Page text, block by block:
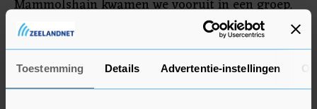
Toestemming Details Advertentie-instellingen
Mammolshain kwamen we vooruit in een groep.
Dat was perfect voor mij. Ik heb alles gegeven,
want ik wist dat als ze ons zouden pakken, ik
zeker niet zou winnen."